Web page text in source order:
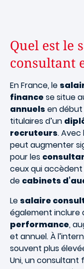
Quel est le
consultant
En France, le
finance se situe
annuels en début
titulaires d’un
recruteurs. Avec
peut augmenter
pour les
ceux qui
de cabinets
Le salaire
également inclure
performance,
et annuel. À
souvent plus
Uni, un consultant